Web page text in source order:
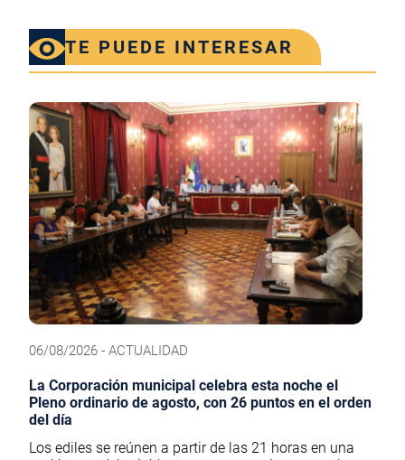
TE PUEDE INTERESAR
06/08/2026 - ACTUALIDAD
La Corporación municipal celebra esta noche el
Pleno ordinario de agosto, con 26 puntos en el orden
del día
Los ediles se reúnen a partir de las 21 horas en una